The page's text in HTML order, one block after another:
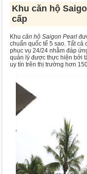
Khu căn hộ
cấp
Khu căn hộ Saigon Pearl
chuẩn quốc tế 5 sao. Tất
phục vụ 24/24 nhằm đáp
quản lý được thực hiện bởi
uy tín trên thị trường hơn